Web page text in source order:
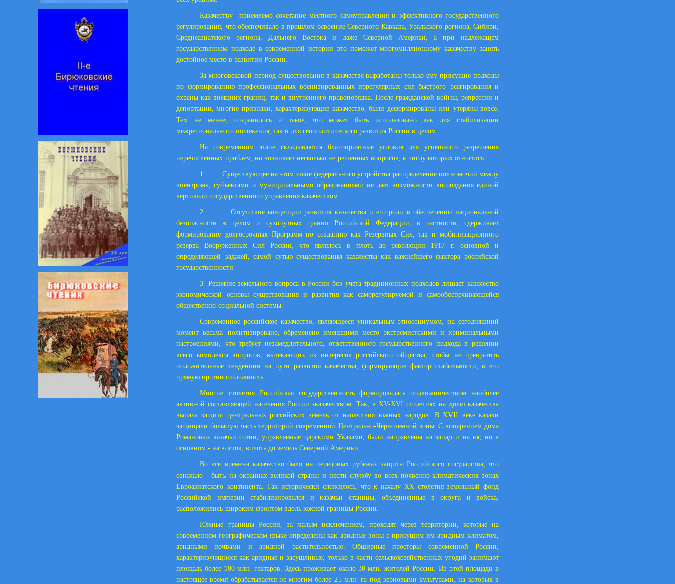
Казачеству приемлемо сочетание местного самоуправления и эффективного государственного
регулирования, что обеспечивало в прошлом освоение Северного Кавказа, Уральского региона, Сибири,
Среднеазиатского региона, Дальнего Востока и даже Северной Америки, а при надлежащем
государственном подходе в современной истории это поможет многомиллионному казачеству занять
достойное место в развитии России.
За многовековой период существования в казачестве выработаны только ему присущие подходы
по формированию профессиональных военизированных иррегулярных сил быстрого реагирования и
охраны как внешних границ, так и внутреннего правопорядка. После гражданской войны, репрессии и
депортации, многие признаки, характеризующие казачество, были деформированы или утеряны вовсе.
Тем не менее, сохранилось и такое, что может быть использовано как для стабилизации
межрегионального положения, так и для геополитического развития России в целом.
На современном этапе складываются благоприятные условия для успешного разрешения
перечисленных проблем, но возникает несколько не решенных вопросов, к числу которых относятся:
1. Существующее на этом этапе федерального устройства распределение полномочий между
«центром», субъектами и муниципальными образованиями не дает возможности воссоздания единой
вертикали государственного управления казачеством.
2. Отсутствие концепции развития казачества и его роли в обеспечении национальной
безопасности в целом и сухопутных границ Российской Федерации, в частности, сдерживает
формирование долгосрочных Программ по созданию как Резервных Сил, так и мобилизационного
резерва Вооруженных Сил России, что являлось в плоть до революции 1917 г. основной и
определяющей задачей, самой сутью существования казачества как важнейшего фактора российской
государственности.
3. Решение земельного вопроса в России без учета традиционных подходов лишает казачество
экономической основы существования и развития как саморегулируемой и самообеспечивающейся
общественно-социальной системы.
Современное российское казачество, являющееся уникальным этносоциумом, на сегодняшний
момент весьма политизировано, обременено имеющими место экстремистскими и криминальными
настроениями, что требует незамедлительного, ответственного государственного подхода в решении
всего комплекса вопросов, вытекающих из интересов российского общества, чтобы не превратить
положительные тенденции на пути развития казачества, формирующие фактор стабильности, в его
прямую противоположность.
Многие столетия Российская государственность формировалась подвижничеством наиболее
активной составляющей населения России -казачеством. Так, в XV-XVI столетиях на долю казачества
выпала защита центральных российских земель от нашествия южных народов. В XVII веке казаки
защищали большую часть территорий современной Центрально-Черноземной зоны. С воцарением дома
Романовых казачьи сотни, управляемые царскими Указами, были направлены на запад и на юг, но в
основном - на восток, вплоть до земель Северной Америки.
Во все времена казачество было на передовых рубежах защиты Российского государства, что
означало - быть на окраинах великой страны и нести службу во всех почвенно-климатических зонах
Евроазиатского континента. Так исторически сложилось, что к началу XX столетия земельный фонд
Российской империи стабилизировался и казачьи станицы, объединенные в округа и войска,
расположились широким фронтом вдоль южной границы России.
Южные границы России, за малым исключением, проходят через территории, которые на
современном географическом языке определены как аридные зоны с присущим им аридным климатом,
аридными почвами и аридной растительностью. Обширные просторы современной России,
характеризующиеся как аридные и засушливые, только в части сельскохозяйственных угодий занимают
площадь более 100 млн. гектаров. Здесь проживает около 30 млн. жителей России. Из этой площади в
настоящее время обрабатывается не многим более 25 млн. га под зерновыми культурами, на которых в